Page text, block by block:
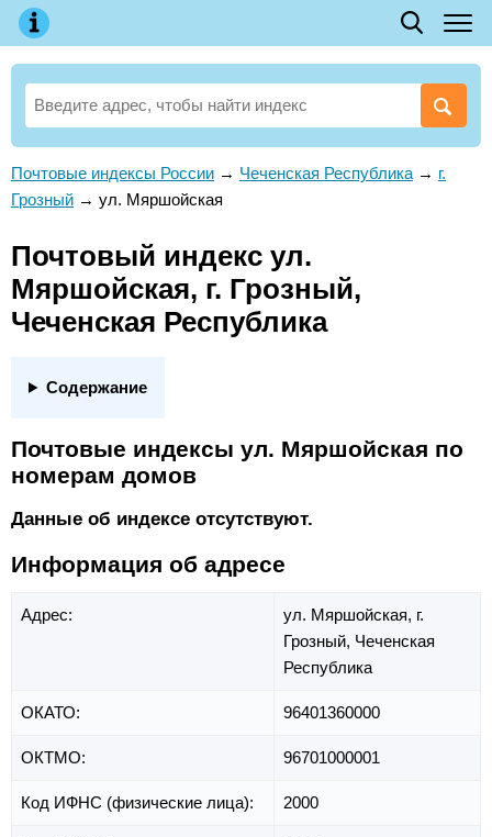
Почтовые индексы России → Чеченская Республика → г.
Грозный → ул. Мяршойская
Почтовый индекс ул.
Мяршойская, г. Грозный,
Чеченская Республика
Содержание
Почтовые индексы ул. Мяршойская по
номерам домов
Данные об индексе отсутствуют.
Информация об адресе
Адрес: ул. Мяршойская, г.
Грозный, Чеченская
Республика
ОКАТО: 96401360000
ОКТМО: 96701000001
Код ИФНС (физические лица): 2000